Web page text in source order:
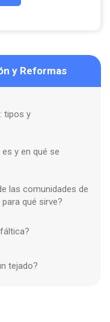
y Reformas
tipos y
y en qué se
las comunidades de
qué sirve?
tejado?